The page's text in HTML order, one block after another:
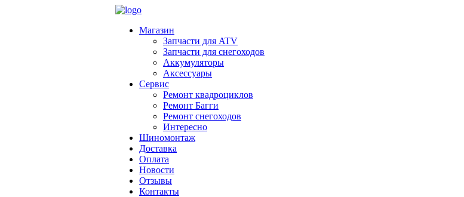
Магазин
Запчасти для ATV
Запчасти для снегоходов
Аккумуляторы
Аксессуары
Сервис
Ремонт квадроциклов
Ремонт Багги
Ремонт снегоходов
Интересно
Шиномонтаж
Доставка
Оплата
Новости
Отзывы
Контакты